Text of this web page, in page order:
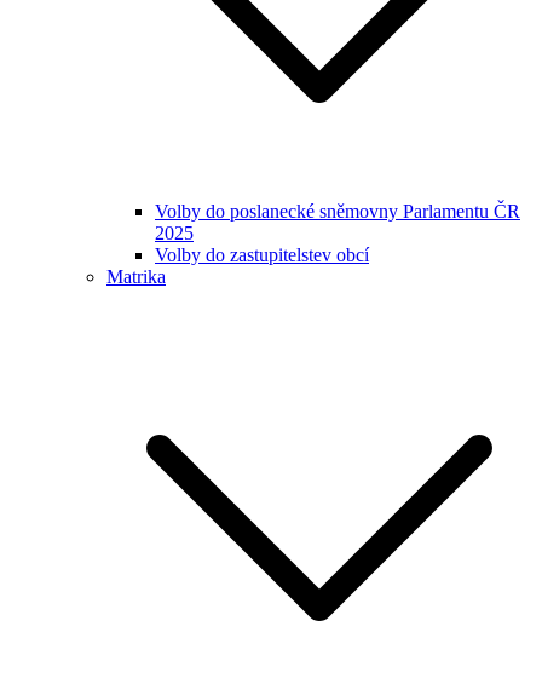
Volby do poslanecké sněmovny Parlamentu ČR
2025
Volby do zastupitelstev obcí
Matrika